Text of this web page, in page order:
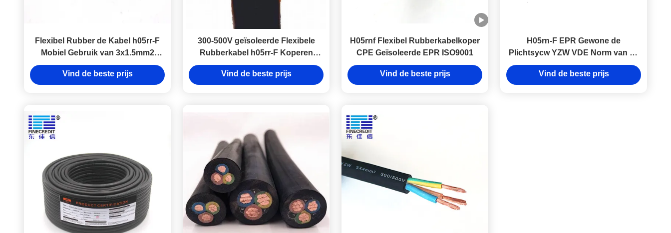
Flexibel Rubber de Kabel h05rr-F
Mobiel Gebruik van 3x1.5mm2
450/750v Epdm
Vind de beste prijs
300-500V geïsoleerde Flexibele
Rubberkabel h05rr-F Koperen
geleider
Vind de beste prijs
H05rnf Flexibel Rubberkabelkoper
CPE Geïsoleerde EPR ISO9001
Vind de beste prijs
H05rn-F EPR Gewone de
Plichtsycw YZW VDE Norm van de
Machts Flexibele Rubberkabel
Vind de beste prijs